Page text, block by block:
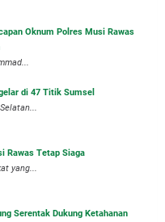
Oknum Polres Musi Rawas
di 47 Titik Sumsel
Rawas Tetap Siaga
yang...
Serentak Dukung Ketahanan